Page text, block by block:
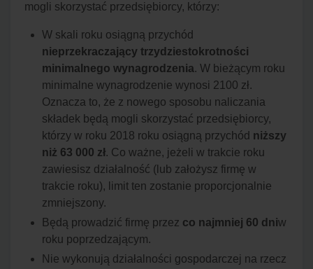
mogli skorzystać przedsiębiorcy, którzy:
W skali roku osiągną przychód
nieprzekraczający trzydziestokrotności
minimalnego wynagrodzenia. W bieżącym roku
minimalne wynagrodzenie wynosi 2100 zł.
Oznacza to, że z nowego sposobu naliczania
składek będą mogli skorzystać przedsiębiorcy,
którzy w roku 2018 roku osiągną przychód niższy
niż 63 000 zł. Co ważne, jeżeli w trakcie roku
zawiesisz działalność (lub założysz firmę w
trakcie roku), limit ten zostanie proporcjonalnie
zmniejszony.
Będą prowadzić firmę przez co najmniej 60 dniw
roku poprzedzającym.
Nie wykonują działalności gospodarczej na rzecz